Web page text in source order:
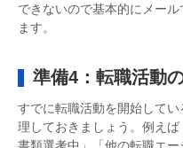
できないので基本的にメー
ます。
準備4：転職活動
すでに転職活動を開始して
理しておきましょう。例えば